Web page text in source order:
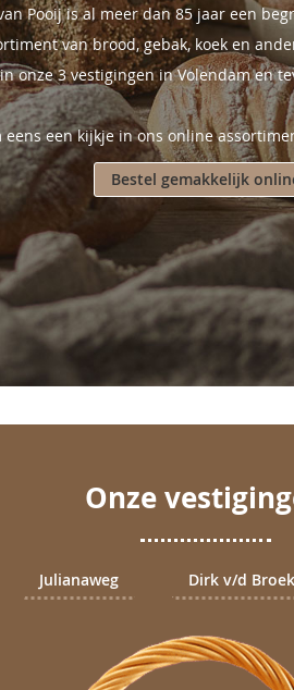
Pooij is al meer dan 85 jaar een
van brood, gebak, koek en
onze 3 vestigingen in Volendam en
eens een kijkje in ons online
Bestel gemakkelijk
Onze
Julianaweg Dirk v/d Broek